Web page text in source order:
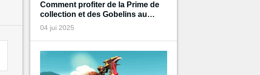
Comment profiter de la Prime de
collection et des Gobelins au
trésor de Diablo pendant
l'événement ?
04 jui 2025